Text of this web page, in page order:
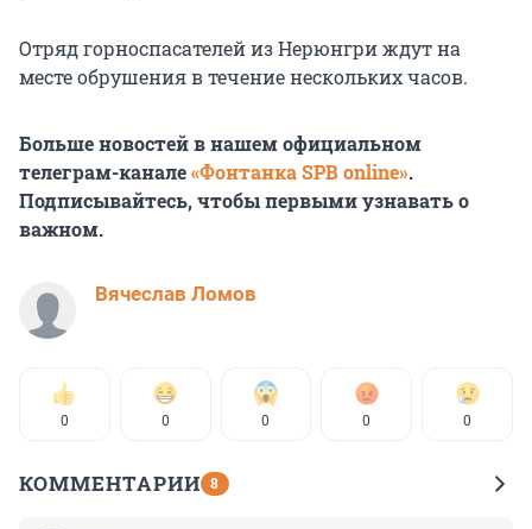
Отряд горноспасателей из Нерюнгри ждут на
месте обрушения в течение нескольких часов.
Больше новостей в нашем официальном
телеграм-канале«Фонтанка SPB online».
Подписывайтесь, чтобы первыми узнавать о
важном.
Вячеслав Ломов
0 0 0 0 0
КОММЕНТАРИИ 8